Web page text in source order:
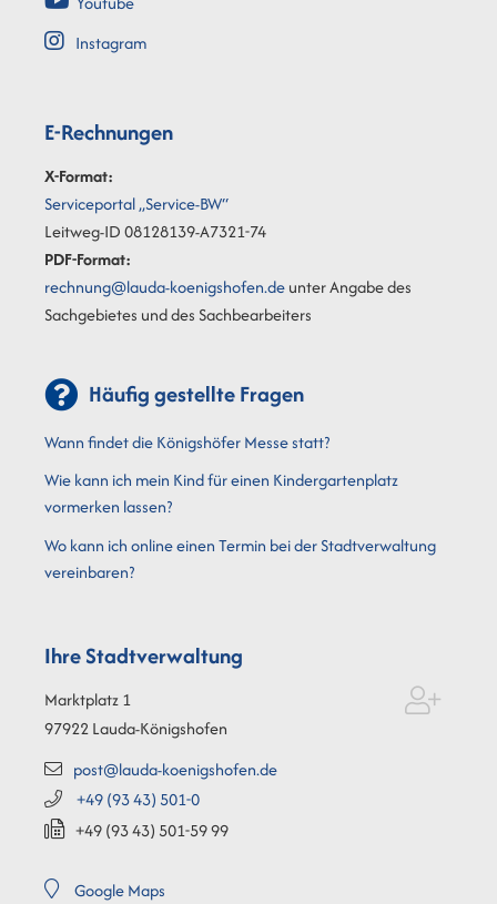
Instagram
E-Rechnungen
X-Format:
Serviceportal „Service-BW“
Leitweg-ID 08128139-A7321-74
PDF-Format:
rechnung@lauda-koenigshofen.deunter Angabe des
Sachgebietes und des Sachbearbeiters
Häufig gestellte Fragen
Wann findet die Königshöfer Messe statt?
Wie kann ich mein Kind für einen Kindergartenplatz
vormerken lassen?
Wo kann ich online einen Termin bei der Stadtverwaltung
vereinbaren?
Ihre Stadtverwaltung
Marktplatz 1
97922Lauda-Königshofen
post@lauda-koenigshofen.de
+49 (9343) 501-0
+49 (9343) 501-5999
Google Maps